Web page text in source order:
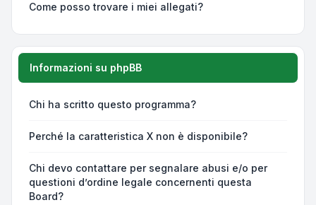
Come posso trovare i miei allegati?
Informazioni su phpBB
Chi ha scritto questo programma?
Perché la caratteristica X non è disponibile?
Chi devo contattare per segnalare abusi e/o per
questioni d’ordine legale concernenti questa
Board?